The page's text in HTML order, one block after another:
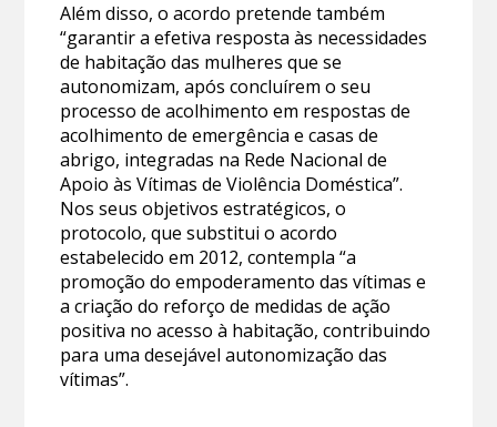
Além disso, o acordo pretende também
“garantir a efetiva resposta às necessidades
de habitação das mulheres que se
autonomizam, após concluírem o seu
processo de acolhimento em respostas de
acolhimento de emergência e casas de
abrigo, integradas na Rede Nacional de
Apoio às Vítimas de Violência Doméstica”.
Nos seus objetivos estratégicos, o
protocolo, que substitui o acordo
estabelecido em 2012, contempla “a
promoção do empoderamento das vítimas e
a criação do reforço de medidas de ação
positiva no acesso à habitação, contribuindo
para uma desejável autonomização das
vítimas”.